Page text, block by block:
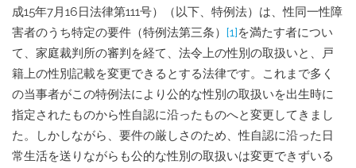
成15年7月16日法律第111号）（以下、特例法）は、性同一性障
害者のうち特定の要件（特例法第三条） [1]を満たす者につい
て、家庭裁判所の審判を経て、法令上の性別の取扱いと、戸
籍上の性別記載を変更できるとする法律です。これまで多く
の当事者がこの特例法により公的な性別の取扱いを出生時に
指定されたものから性自認に沿ったものへと変更してきまし
た。しかしながら、要件の厳しさのため、性自認に沿った日
常生活を送りながらも公的な性別の取扱いは変更できずいる